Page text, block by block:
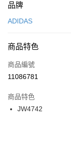
台灣樂天信用卡公司
【關於「AFTEE先享後
便利好安心！
３．安心：先確認商品
【「AFTEE先享後付」
１．於結帳方式選擇「
２．訂單成立數日內，
３．收到繳費通知簡
ATM／網路銀行／等多
運送方式
每筆NT$100，滿
宅配
每筆NT$100，滿
付款後門市自取
每筆NT$100，滿
品牌
ADIDAS
商品特色
商品編號
11086781
商品特色
JW4742